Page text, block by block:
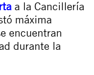
a la Cancillería
máxima
encuentran
durante la